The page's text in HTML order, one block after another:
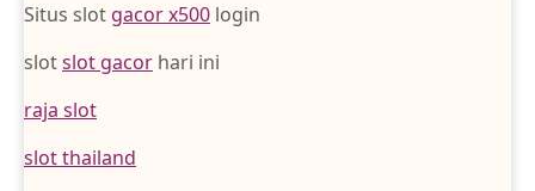
Situs slot gacor x500 login
slotslot gacor hari ini
raja slot
slot thailand